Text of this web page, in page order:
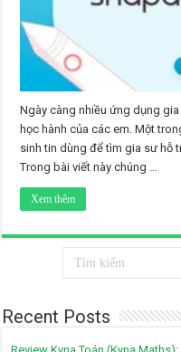
Ngày càng nhiều ứng dụng
học hành của các em. Một
sinh tin dùng để tìm gia sư hỗ
Trong bài viết này chúng …
Xem thêm
Recent Posts